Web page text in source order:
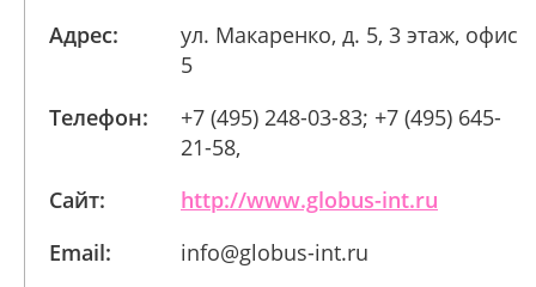
Адрес:
ул. Макаренко, д. 5, 3 этаж, офис
5
Телефон:
+7 (495) 248-03-83; +7 (495) 645-
21-58,
Сайт:
http://www.globus-int.ru
Email:
info@globus-int.ru